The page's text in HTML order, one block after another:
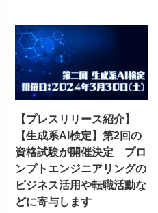
【プレスリリース紹介】
【生成系AI検定】第2回の
資格試験が開催決定 プロ
ンプトエンジニアリングの
ビジネス活用や転職活動な
どに寄与します